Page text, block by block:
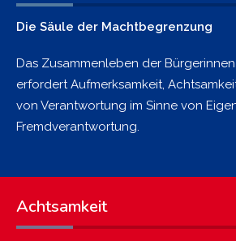
Die Säule der Machtbegrenzung
Das Zusammenleben der
erfordert Aufmerksamkeit,
von Verantwortung im Sinne von
Fremdverantwortung.
Achtsamkeit